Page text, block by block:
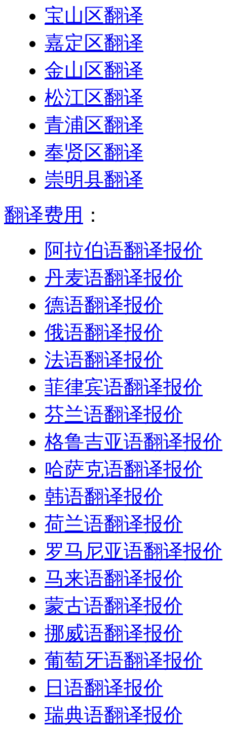
宝山区翻译
嘉定区翻译
金山区翻译
松江区翻译
青浦区翻译
奉贤区翻译
崇明县翻译
翻译费用 ：
阿拉伯语翻译报价
丹麦语翻译报价
德语翻译报价
俄语翻译报价
法语翻译报价
菲律宾语翻译报价
芬兰语翻译报价
格鲁吉亚语翻译报价
哈萨克语翻译报价
韩语翻译报价
荷兰语翻译报价
罗马尼亚语翻译报价
马来语翻译报价
蒙古语翻译报价
挪威语翻译报价
葡萄牙语翻译报价
日语翻译报价
瑞典语翻译报价